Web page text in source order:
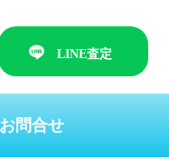
LINE査定
お問合せ